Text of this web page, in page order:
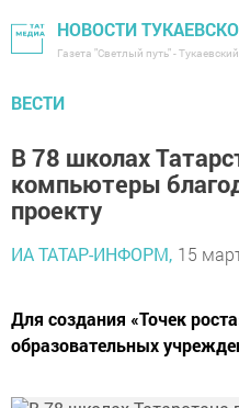
НОВОСТИ
Газета "Светлый путь" -
ВЕСТИ
В 78 школах
компьютеры
проекту
ИА ТАТАР-ИНФОРМ, 15
Для создания «Точек
образовательных